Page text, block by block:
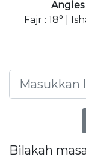
Angles
Fajr : 18° |
Bilakah